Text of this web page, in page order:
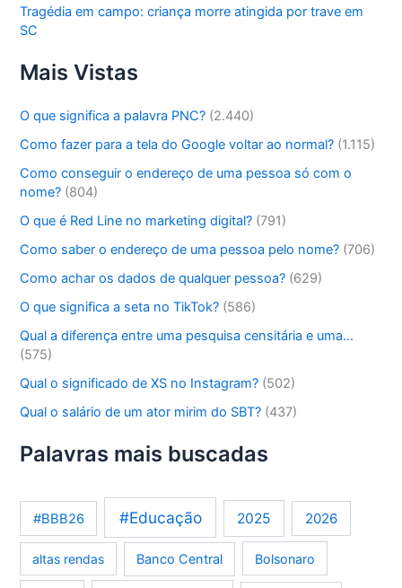
Tragédia em campo: criança morre atingida por trave em
SC
Mais Vistas
O que significa a palavra PNC? (2.440)
Como fazer para a tela do Google voltar ao normal? (1.115)
Como conseguir o endereço de uma pessoa só com o
nome? (804)
O que é Red Line no marketing digital? (791)
Como saber o endereço de uma pessoa pelo nome? (706)
Como achar os dados de qualquer pessoa? (629)
O que significa a seta no TikTok? (586)
Qual a diferença entre uma pesquisa censitária e uma…
(575)
Qual o significado de XS no Instagram? (502)
Qual o salário de um ator mirim do SBT? (437)
Palavras mais buscadas
#BBB26 #Educação 2025 2026
altas rendas Banco Central Bolsonaro